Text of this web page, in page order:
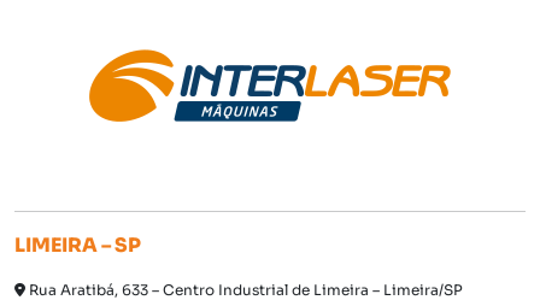
LIMEIRA – SP
Rua Aratibá, 633 – Centro Industrial de Limeira – Limeira/SP